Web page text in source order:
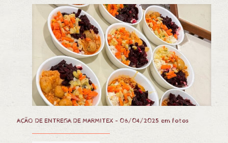
AÇÃO DE ENTREGA DE MARMITEX – 06/04/2025 em fotos